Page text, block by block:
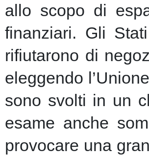
allo scopo di
finanziari. Gli
rifiutarono di
eleggendo
sono svolti in un
esame anche
provocare una